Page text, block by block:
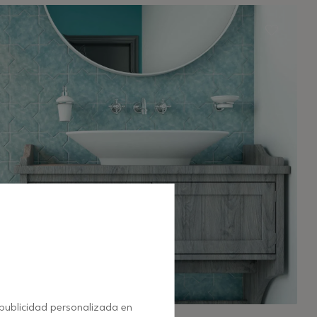
personalizada en